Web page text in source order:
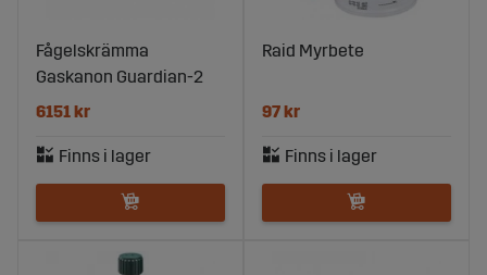
Fågelskrämma
Gaskanon Guardian-2
6151 kr
Raid Myrbete
97 kr